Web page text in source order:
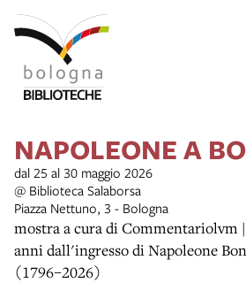
NAPOLEONE A
dal 25 al 30 maggio 2026
@ Biblioteca Salaborsa
Piazza Nettuno, 3 - Bologna
mostra a cura di Commentariolvm
anni dall'ingresso di Napoleone
(1796–2026)